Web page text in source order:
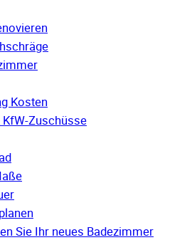
Kosten
KfW-Zuschüsse
Sie Ihr neues Badezimmer